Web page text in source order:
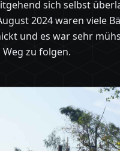
sich selbst
2024 waren viele
und es war sehr
zu folgen.